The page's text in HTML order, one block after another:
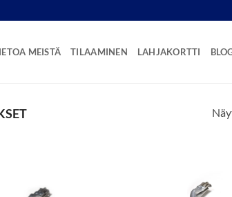
MEISTÄ TILAAMINEN LAHJAKORTTI